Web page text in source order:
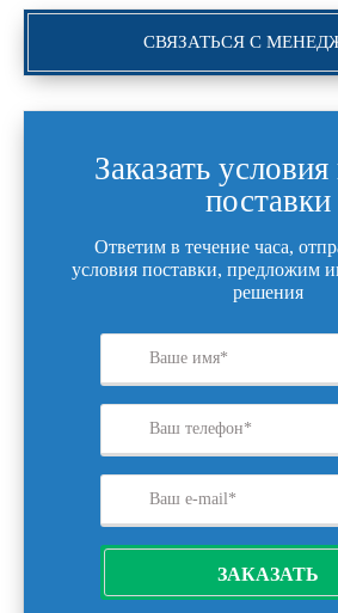
СВЯЗАТЬСЯ С
Заказать
поставки
Ответим в течение часа,
условия поставки, предложим
решения
ЗАКАЗАТЬ